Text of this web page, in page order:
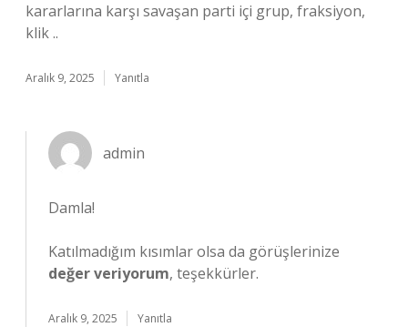
kararlarına karşı savaşan parti içi grup, fraksiyon,
klik ..
Aralık 9, 2025 Yanıtla
admin
Damla!
Katılmadığım kısımlar olsa da görüşlerinize
değer veriyorum, teşekkürler.
Aralık 9, 2025 Yanıtla